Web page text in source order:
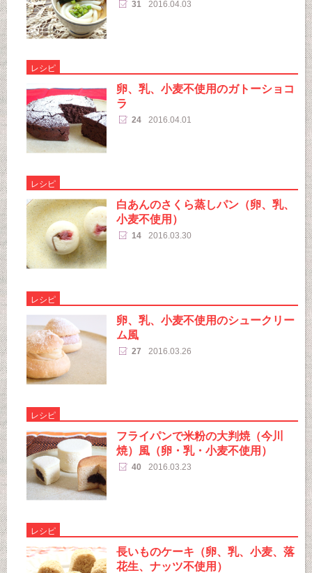
31 2016.04.03
レシピ
卵、乳、小麦不使用のガトーショコ
ラ
24 2016.04.01
レシピ
白あんのさくら蒸しパン（卵、乳、
小麦不使用）
14 2016.03.30
レシピ
卵、乳、小麦不使用のシュークリー
ム風
27 2016.03.26
レシピ
フライパンで米粉の大判焼（今川
焼）風（卵・乳・小麦不使用）
40 2016.03.23
レシピ
長いものケーキ（卵、乳、小麦、落
花生、ナッツ不使用）